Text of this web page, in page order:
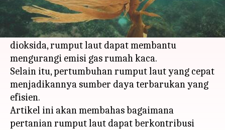
Pertanian rumput laut menjadi solusi potensial
dalam menghadapi perubahan iklim.
Dengan kemampuannya menyerap karbon
dioksida, rumput laut dapat membantu
mengurangi emisi gas rumah kaca.
Selain itu, pertumbuhan rumput laut yang cepat
menjadikannya sumber daya terbarukan yang
efisien.
Artikel ini akan membahas bagaimana
pertanian rumput laut dapat berkontribusi